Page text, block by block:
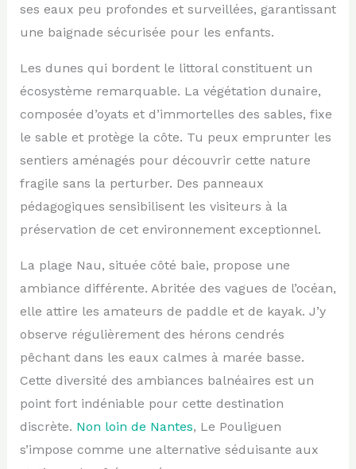
ses eaux peu profondes et surveillées, garantissant
une baignade sécurisée pour les enfants.
Les dunes qui bordent le littoral constituent un
écosystème remarquable. La végétation dunaire,
composée d’oyats et d’immortelles des sables, fixe
le sable et protège la côte. Tu peux emprunter les
sentiers aménagés pour découvrir cette nature
fragile sans la perturber. Des panneaux
pédagogiques sensibilisent les visiteurs à la
préservation de cet environnement exceptionnel.
La plage Nau, située côté baie, propose une
ambiance différente. Abritée des vagues de l’océan,
elle attire les amateurs de paddle et de kayak. J’y
observe régulièrement des hérons cendrés
pêchant dans les eaux calmes à marée basse.
Cette diversité des ambiances balnéaires est un
point fort indéniable pour cette destination
discrète. Non loin de Nantes, Le Pouliguen
s’impose comme une alternative séduisante aux